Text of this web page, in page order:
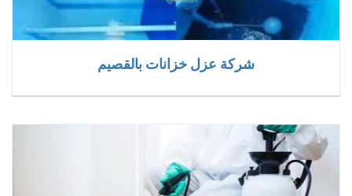
شركة عزل خزانات بالقصيم